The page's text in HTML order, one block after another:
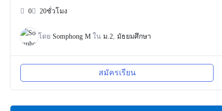
0 20ชั่วโมง
โดย Somphong M ใน ม.2, มัธยมศึกษา
สมัครเรียน